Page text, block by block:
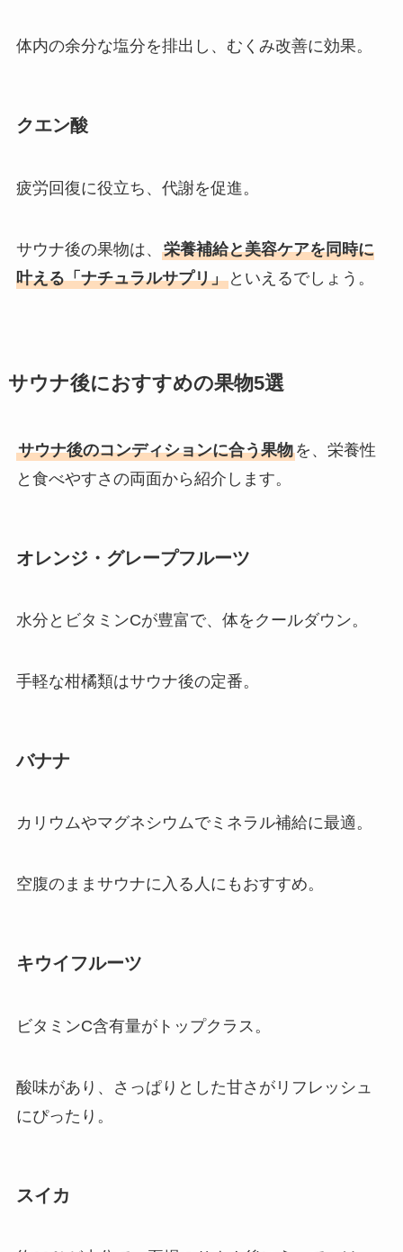
体内の余分な塩分を排出し、むくみ改善に効果。
クエン酸
疲労回復に役立ち、代謝を促進。
サウナ後の果物は、 栄養補給と美容ケアを同時に
叶える「ナチュラルサプリ」といえるでしょう。
サウナ後におすすめの果物5選
サウナ後のコンディションに合う果物を、栄養性
と食べやすさの両面から紹介します。
オレンジ・グレープフルーツ
水分とビタミンCが豊富で、体をクールダウン。
手軽な柑橘類はサウナ後の定番。
バナナ
カリウムやマグネシウムでミネラル補給に最適。
空腹のままサウナに入る人にもおすすめ。
キウイフルーツ
ビタミンC含有量がトップクラス。
酸味があり、さっぱりとした甘さがリフレッシュ
にぴったり。
スイカ